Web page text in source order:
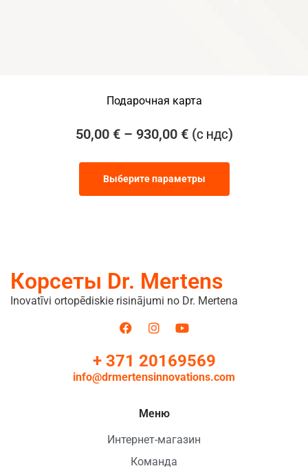
Подарочная карта
50,00 € – 930,00 €(С НДС)
Выберите параметры
Корсеты Dr. Mertens
Inovatīvi ortopēdiskie risinājumi no Dr. Mertena
+ 371 20169569
info@drmertensinnovations.com
Меню
Интернет-магазин
Команда